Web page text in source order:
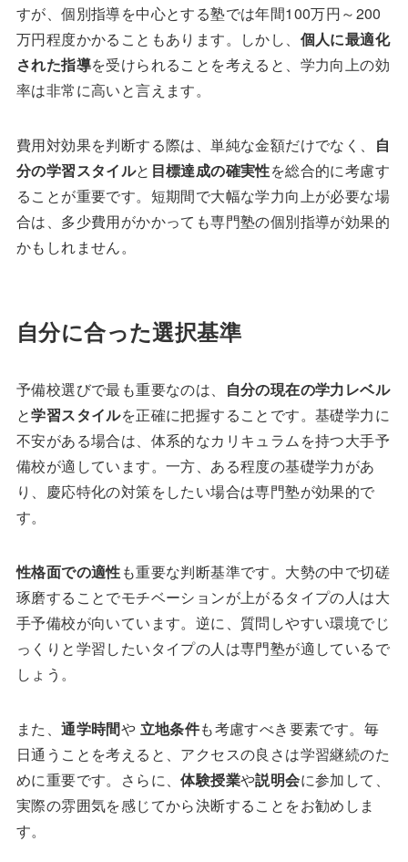
すが、個別指導を中心とする塾では年間100万円～200
万円程度かかることもあります。しかし、 個人に最適化
された指導を受けられることを考えると、学力向上の効
率は非常に高いと言えます。
費用対効果を判断する際は、単純な金額だけでなく、
自
分の学習スタイルと 目標達成の確実性を総合的に考慮す
ることが重要です。短期間で大幅な学力向上が必要な場
合は、多少費用がかかっても専門塾の個別指導が効果的
かもしれません。
自分に合った選択基準
予備校選びで最も重要なのは、
自分の現在の学力レベル
と学習スタイルを正確に把握することです。基礎学力に
不安がある場合は、体系的なカリキュラムを持つ大手予
備校が適しています。一方、ある程度の基礎学力があ
り、慶応特化の対策をしたい場合は専門塾が効果的で
す。
性格面での適性も重要な判断基準です。大勢の中で切磋
琢磨することでモチベーションが上がるタイプの人は大
手予備校が向いています。逆に、質問しやすい環境でじ
っくりと学習したいタイプの人は専門塾が適しているで
しょう。
また、通学時間や 立地条件も考慮すべき要素です。毎
日通うことを考えると、アクセスの良さは学習継続のた
めに重要です。さらに、体験授業や説明会に参加して、
実際の雰囲気を感じてから決断することをお勧めしま
す。